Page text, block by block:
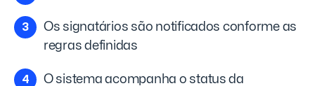
Os signatários são notificados conforme as
regras definidas
O sistema acompanha o status da